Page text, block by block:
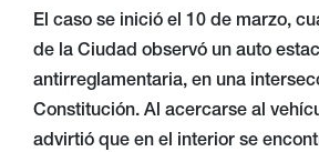
El caso se inició el 10 de marzo,
de la Ciudad observó un auto
antirreglamentaria, en una
Constitución. Al acercarse al
advirtió que en el interior se